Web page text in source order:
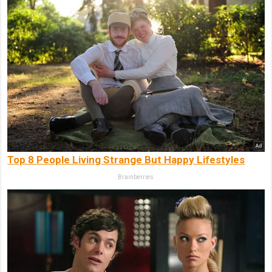
Top 8 People Living Strange But Happy Lifestyles
Brainberries